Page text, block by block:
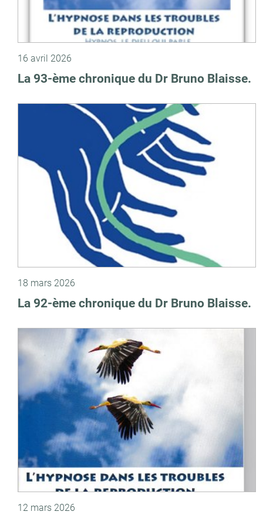
16 avril 2026
La 93-ème chronique du Dr Bruno Blaisse.
18 mars 2026
La 92-ème chronique du Dr Bruno Blaisse.
12 mars 2026